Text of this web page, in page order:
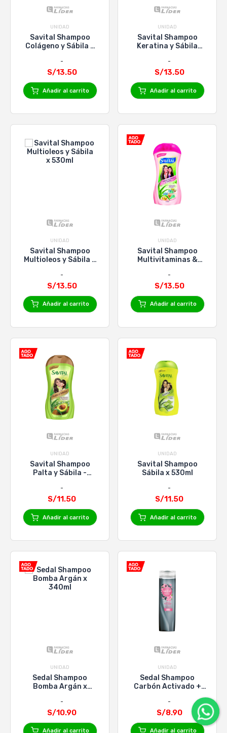
UNIDAD
Savital Shampoo
Colágeno y Sábila x
S/13.50
Añadir al carrito
UNIDAD
Savital Shampoo
Keratina y Sábila
S/13.50
Añadir al carrito
UNIDAD
Savital Shampoo
Multioleos y Sábila x
S/13.50
Añadir al carrito
UNIDAD
Savital Shampoo
Multivitaminas &
S/13.50
Añadir al carrito
UNIDAD
Savital Shampoo
Palta y Sábila -
S/11.50
Añadir al carrito
UNIDAD
Savital Shampoo
Sábila x 530ml
S/11.50
Añadir al carrito
UNIDAD
Sedal Shampoo
Bomba Argán x
S/10.90
Añadir al carrito
UNIDAD
Sedal Shampoo
Carbón Activado +
S/8.90
Añadir al carrito